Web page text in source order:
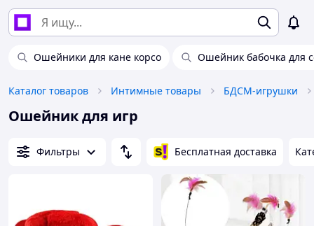
Ошейники для кане корсо Ошейник бабочка для
Каталог товаров Интимные товары БДСМ-игрушки
Ошейник для игр
Фильтры Бесплатная доставка